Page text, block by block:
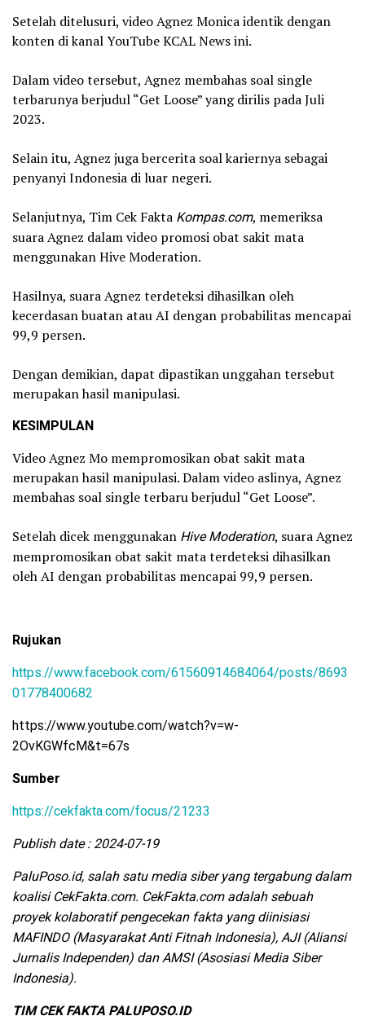
Setelah ditelusuri, video Agnez Monica identik dengan
konten di kanal YouTube KCAL News ini.
Dalam video tersebut, Agnez membahas soal single
terbarunya berjudul “Get Loose” yang dirilis pada Juli
2023.
Selain itu, Agnez juga bercerita soal kariernya sebagai
penyanyi Indonesia di luar negeri.
Selanjutnya, Tim Cek Fakta Kompas.com, memeriksa
suara Agnez dalam video promosi obat sakit mata
menggunakan Hive Moderation.
Hasilnya, suara Agnez terdeteksi dihasilkan oleh
kecerdasan buatan atau AI dengan probabilitas mencapai
99,9 persen.
Dengan demikian, dapat dipastikan unggahan tersebut
merupakan hasil manipulasi.
KESIMPULAN
Video Agnez Mo mempromosikan obat sakit mata
merupakan hasil manipulasi. Dalam video aslinya, Agnez
membahas soal single terbaru berjudul “Get Loose”.
Setelah dicek menggunakan Hive Moderation, suara Agnez
mempromosikan obat sakit mata terdeteksi dihasilkan
oleh AI dengan probabilitas mencapai 99,9 persen.
Rujukan
https://www.facebook.com/61560914684064/posts/8693
01778400682
https://www.youtube.com/watch?v=w-
2OvKGWfcM&t=67s
Sumber
https://cekfakta.com/focus/21233
Publish date : 2024-07-19
PaluPoso.id, salah satu media siber yang tergabung dalam
koalisi CekFakta.com. CekFakta.com adalah sebuah
proyek kolaboratif pengecekan fakta yang diinisiasi
MAFINDO (Masyarakat Anti Fitnah Indonesia), AJI (Aliansi
Jurnalis Independen) dan AMSI (Asosiasi Media Siber
Indonesia).
TIM CEK FAKTA PALUPOSO.ID